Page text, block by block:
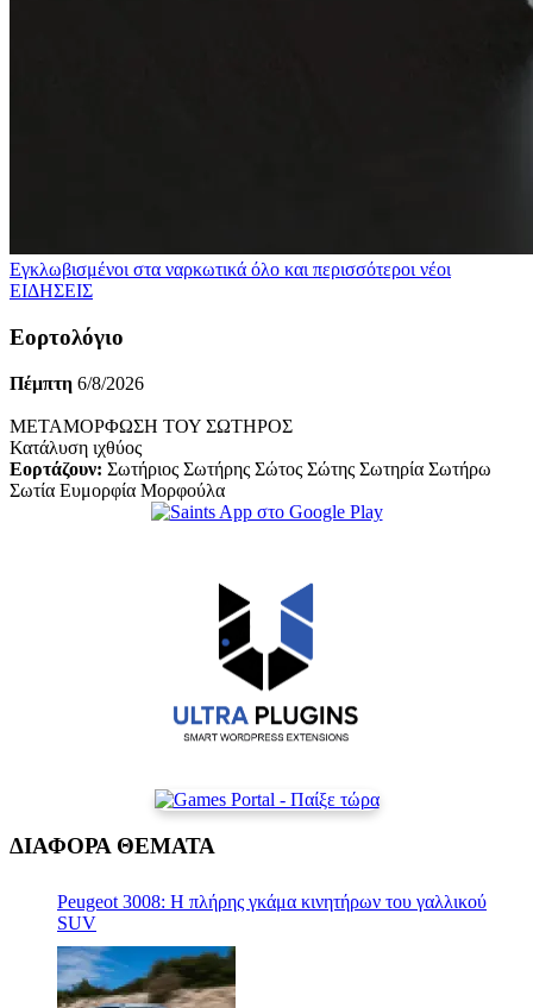
Εγκλωβισμένοι στα ναρκωτικά όλο και περισσότεροι νέοι
ΕΙΔΗΣΕΙΣ
Εορτολόγιο
Πέμπτη 6/8/2026
ΜΕΤΑΜΟΡΦΩΣΗ ΤΟΥ ΣΩΤΗΡΟΣ
Κατάλυση ιχθύος
Εορτάζουν: Σωτήριος Σωτήρης Σώτος Σώτης Σωτηρία Σωτήρω
Σωτία Ευμορφία Μορφούλα
ΔΙΑΦΟΡΑ ΘΕΜΑΤΑ
Peugeot 3008: Η πλήρης γκάμα κινητήρων του γαλλικού
SUV